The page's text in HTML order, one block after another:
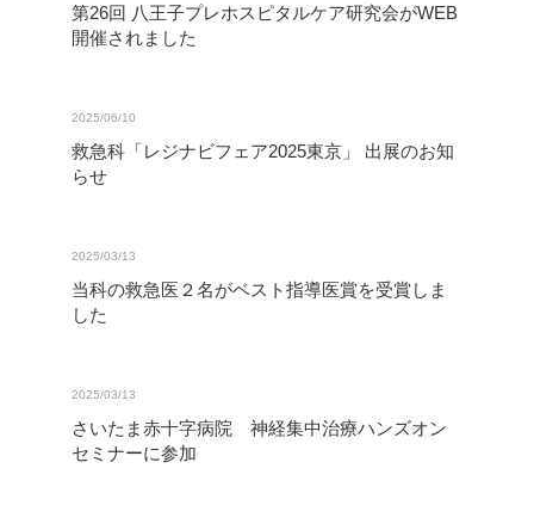
第26回 八王子プレホスピタルケア研究会がWEB
開催されました
2025/06/10
救急科「レジナビフェア2025東京」 出展のお知
らせ
2025/03/13
当科の救急医２名がベスト指導医賞を受賞しま
した
2025/03/13
さいたま赤十字病院 神経集中治療ハンズオン
セミナーに参加